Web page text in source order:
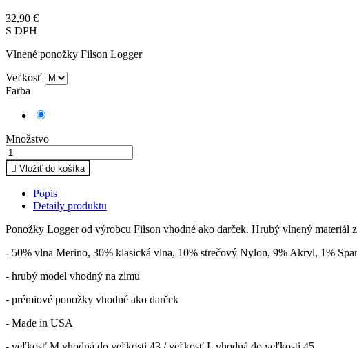
32,90 €
S DPH
Vlnené ponožky Filson Logger
Veľkosť
Farba
Množstvo
 Vložiť do košíka
Popis
Detaily produktu
Ponožky Logger od výrobcu Filson vhodné ako darček. Hrubý vlnený
- 50% vlna Merino, 30% klasická vlna, 10% strečový Nylon, 9% Akryl, 1%
- hrubý model vhodný na zimu
- prémiové ponožky vhodné ako darček
- Made in USA